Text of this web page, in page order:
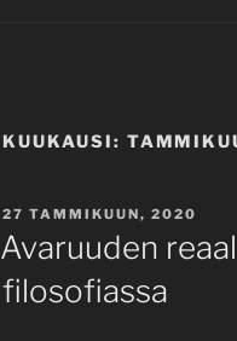
KUUKAUSI:
JULKAISTU
27 TAMMIKUUN, 2020
Avaruuden
filosofiassa